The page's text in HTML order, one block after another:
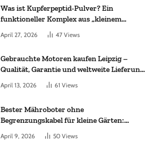
Was ist Kupferpeptid-Pulver? Ein
funktioneller Komplex aus „kleinem
Molekül + Metall“
April 27, 2026 47 Views
Gebrauchte Motoren kaufen Leipzig –
Qualität, Garantie und weltweite Lieferung
April 13, 2026 61 Views
Bester Mähroboter ohne
Begrenzungskabel für kleine Gärten:
Worauf es bei 200 bis 500 m² wirklich
ankommt
April 9, 2026 50 Views